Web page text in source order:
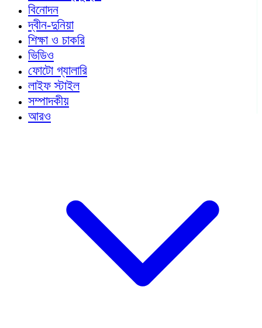
বিনোদন
দ্বীন-দুনিয়া
শিক্ষা ও চাকরি
ভিডিও
ফোটো গ্যালারি
লাইফ স্টাইল
সম্পাদকীয়
আরও